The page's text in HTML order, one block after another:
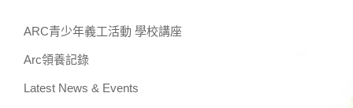
ARC青少年義工活動 學校講座
Arc領養記錄
Latest News & Events